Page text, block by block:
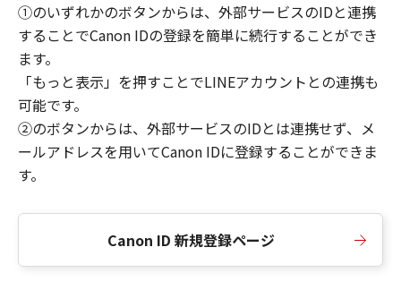
①のいずれかのボタンからは、外部サービスのIDと連携
することでCanon IDの登録を簡単に続行することができ
ます。
「もっと表示」を押すことでLINEアカウントとの連携も
可能です。
②のボタンからは、外部サービスのIDとは連携せず、メ
ールアドレスを用いてCanon IDに登録することができま
す。
Canon ID 新規登録ページ